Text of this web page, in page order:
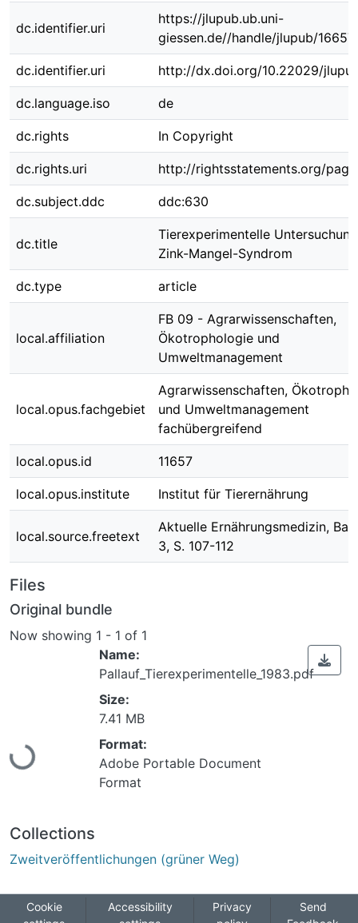
dc.identifier.uri
https://jlupub.ub.uni-
giessen.de//handle/jlupub/16657
dc.identifier.uri http://dx.doi.org/10.22029/
dc.language.iso de
dc.rights In Copyright
dc.rights.uri http://rightsstatements.org/
dc.subject.ddc ddc:630
dc.title
Tierexperimentelle
Zink-Mangel-Syndrom
dc.type article
local.affiliation
FB 09 - Agrarwissenschaften,
Ökotrophologie und
Umweltmanagement
local.opus.fachgebiet
Agrarwissenschaften,
und Umweltmanagement
fachübergreifend
local.opus.id 11657
local.opus.institute Institut für Tierernährung
local.source.freetext
Aktuelle Ernährungsmedizin,
3, S. 107-112
Files
Original bundle
Now showing 1 - 1 of 1
Loading...
Name:
Pallauf_Tierexperimentelle_1983.pdf
Size:
7.41 MB
Format:
Adobe Portable Document
Format
Collections
Zweitveröffentlichungen (grüner Weg)
Cookie
Accessibility
Privacy
Send